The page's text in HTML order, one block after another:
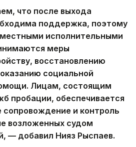
что после выхода
поддержка, поэтому
исполнительными
меры
восстановлению
социальной
Лицам, состоящим
пробации, обеспечивается
сопровождение и контроль
возложенных судом
— добавил Нияз Рыспаев.